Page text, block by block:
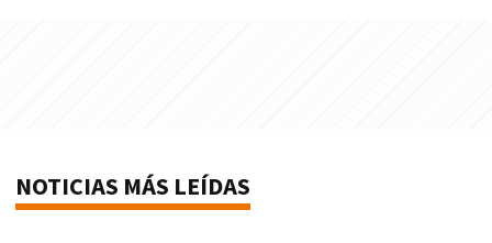
NOTICIAS MÁS LEÍDAS